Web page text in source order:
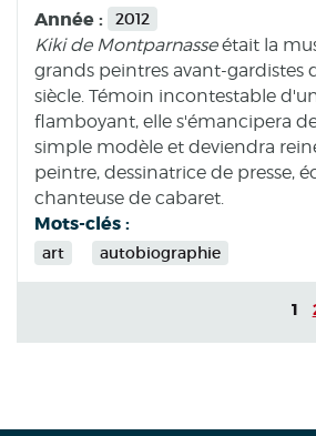
Année : 2012
Kiki de Montparnasseétait la
grands peintres avant-gardistes
siècle. Témoin incontestable
flamboyant, elle s'émancipera
simple modèle et deviendra
peintre, dessinatrice de presse,
chanteuse de cabaret.
Mots-clés :
art autobiographie
1